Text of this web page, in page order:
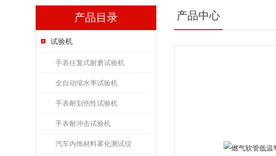
产品目录
试验机
手表往复式耐磨试验机
全自动缩水率试验机
手表耐划伤性试验机
手表耐冲击试验机
汽车内饰材料雾化测试仪
产品中心